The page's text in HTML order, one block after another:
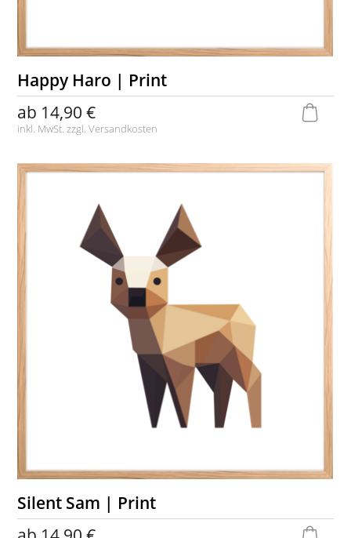
Happy Haro | Print
ab 14,90 €
inkl. MwSt. zzgl.Versandkosten
Silent Sam | Print